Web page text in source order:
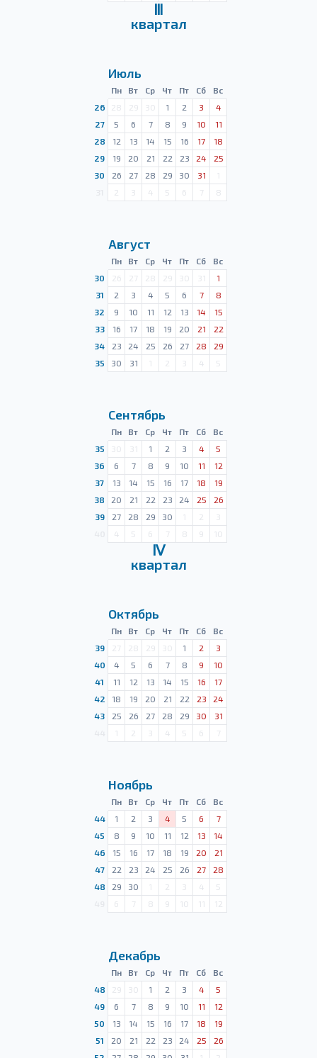
Ⅲ
квартал
Июль
Пн Вт Ср Чт Пт Сб
Вс
26
28 29 30 1 2 3
4
27
5 6 7 8 9 10
11
28
12 13 14 15 16 17
18
29
19 20 21 22 23 24
25
30
26 27 28 29 30 31
1
2 3 4 5 6 7 8
Август
Пн Вт Ср Чт Пт Сб
Вс
30
26 27 28 29 30 31
1
31
2 3 4 5 6 7
8
32
9 10 11 12 13 14
15
33
16 17 18 19 20 21
22
34
23 24 25 26 27 28
29
35
30 31 1 2 3 4 5
Сентябрь
Пн Вт Ср Чт Пт Сб
Вс
35
30 31 1 2 3 4
5
36
6 7 8 9 10 11
12
37
13 14 15 16 17 18
19
38
20 21 22 23 24 25
26
39
27 28 29 30 1 2
3
4 5 6 7 8 9 10
Ⅳ
квартал
Октябрь
Пн Вт Ср Чт Пт Сб
Вс
39
27 28 29 30 1 2
3
40
4 5 6 7 8 9
10
41
11 12 13 14 15 16
17
42
18 19 20 21 22 23
24
43
25 26 27 28 29 30
31
1 2 3 4 5 6 7
Ноябрь
Пн Вт Ср Чт Пт Сб
Вс
44
1 2 3 4 5 6
7
45
8 9 10 11 12 13
14
46
15 16 17 18 19 20
21
47
22 23 24 25 26 27
28
48
29 30 1 2 3 4
5
6 7 8 9 10 11 12
Декабрь
Пн Вт Ср Чт Пт Сб
Вс
48
29 30 1 2 3 4
5
49
6 7 8 9 10 11
12
50
13 14 15 16 17 18
19
51
20 21 22 23 24 25
26